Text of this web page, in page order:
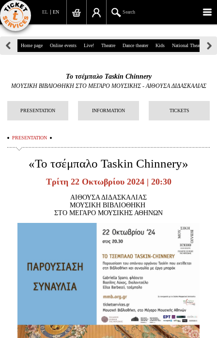
EN
EL Search
39, Panepistimiou Str, Athens
info@ticketservices.gr
Search
Sign up/Sign in
Search your order
Personal Data
Information
Home page Online events Live! Theatre Dance theater Kids National Theatre
Το τσέμπαλο Taskin Chinnery
ΜΟΥΣΙΚΗ ΒΙΒΛΙΟΘΗΚΗ ΣΤΟ ΜΕΓΑΡΟ ΜΟΥΣΙΚΗΣ-ΑΙΘΟΥΣΑ ΔΙΔΑΣΚΑΛΙΑΣ
PRESENTATION INFORMATION TICKETS
PRESENTATION
«Το τσέμπαλο Taskin Chinnery»
Τρίτη 22 Οκτωβρίου 2024 | 20:30
ΑΙΘΟΥΣΑ ΔΙΔΑΣΚΑΛΙΑΣ
ΜΟΥΣΙΚΗ ΒΙΒΛΙΟΘΗΚΗ
ΣΤΟ ΜΕΓΑΡΟ ΜΟΥΣΙΚΗΣ ΑΘΗΝΩΝ